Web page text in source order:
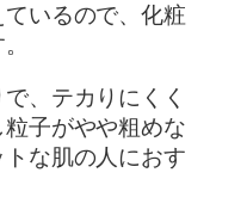
いるので、化粧
、テカりにくく
子がやや粗めな
な肌の人におす